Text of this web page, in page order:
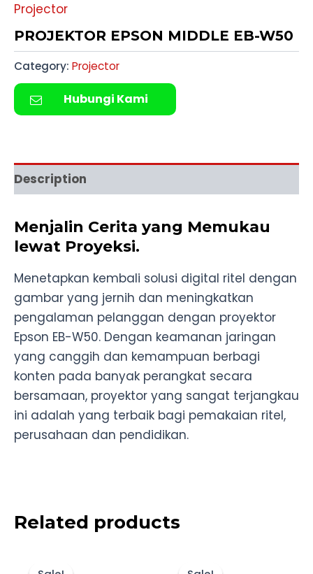
Projector
PROJEKTOR EPSON MIDDLE EB-W50
Category: Projector
Hubungi Kami
Description
Menjalin Cerita yang Memukau
lewat Proyeksi.
Menetapkan kembali solusi digital ritel dengan
gambar yang jernih dan meningkatkan
pengalaman pelanggan dengan proyektor
Epson EB-W50. Dengan keamanan jaringan
yang canggih dan kemampuan berbagi
konten pada banyak perangkat secara
bersamaan, proyektor yang sangat terjangkau
ini adalah yang terbaik bagi pemakaian ritel,
perusahaan dan pendidikan.
Related products